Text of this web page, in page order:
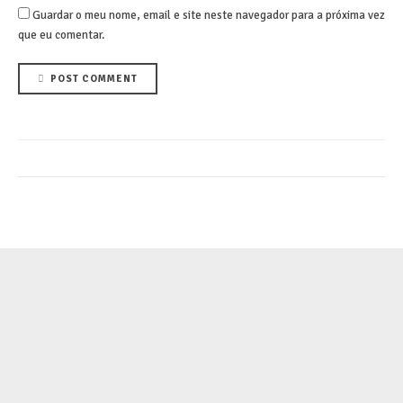
Guardar o meu nome, email e site neste navegador para a próxima vez
que eu comentar.
POST COMMENT